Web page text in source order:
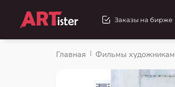
Заказы на бирже
Главная Фильмы художникам